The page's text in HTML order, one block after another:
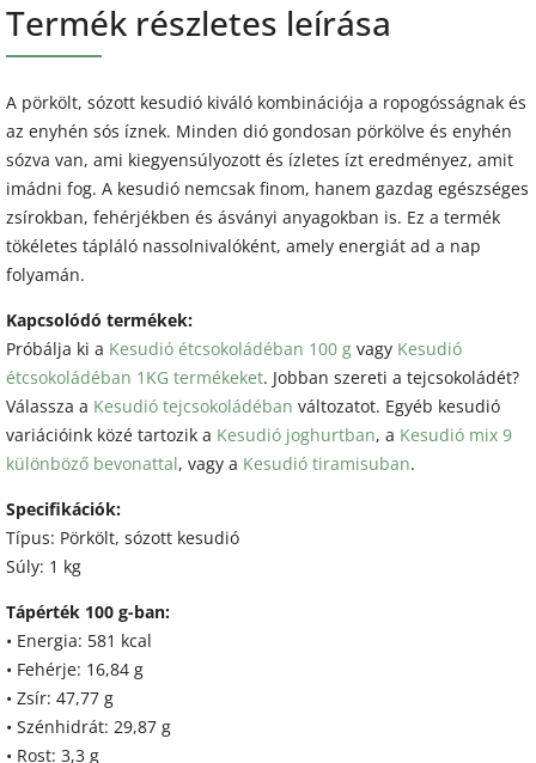
Termék részletes leírása
A pörkölt, sózott kesudió kiváló kombinációja a ropogósságnak és
az enyhén sós íznek. Minden dió gondosan pörkölve és enyhén
sózva van, ami kiegyensúlyozott és ízletes ízt eredményez, amit
imádni fog. A kesudió nemcsak finom, hanem gazdag egészséges
zsírokban, fehérjékben és ásványi anyagokban is. Ez a termék
tökéletes tápláló nassolnivalóként, amely energiát ad a nap
folyamán.
Kapcsolódó termékek:
Próbálja ki a Kesudió étcsokoládéban 100 g vagy Kesudió
étcsokoládéban 1KG termékeket. Jobban szereti a tejcsokoládét?
Válassza a Kesudió tejcsokoládéban változatot. Egyéb kesudió
variációink közé tartozik a Kesudió joghurtban, a Kesudió mix 9
különböző bevonattal, vagy a Kesudió tiramisuban.
Specifikációk:
Típus: Pörkölt, sózott kesudió
Súly: 1 kg
Tápérték 100 g-ban:
• Energia: 581 kcal
• Fehérje: 16,84 g
• Zsír: 47,77 g
• Szénhidrát: 29,87 g
• Rost: 3,3 g